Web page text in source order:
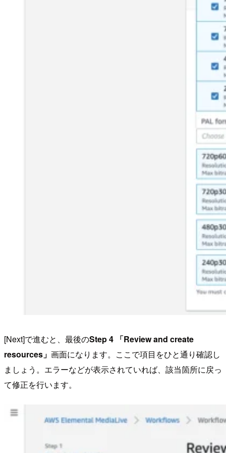
[Next]で進むと、最後のStep 4 「Review and create
resources」 画面になります。ここで項目をひと通り確認し
ましょう。エラーなどが表示されていれば、該当箇所に戻っ
て修正を行います。